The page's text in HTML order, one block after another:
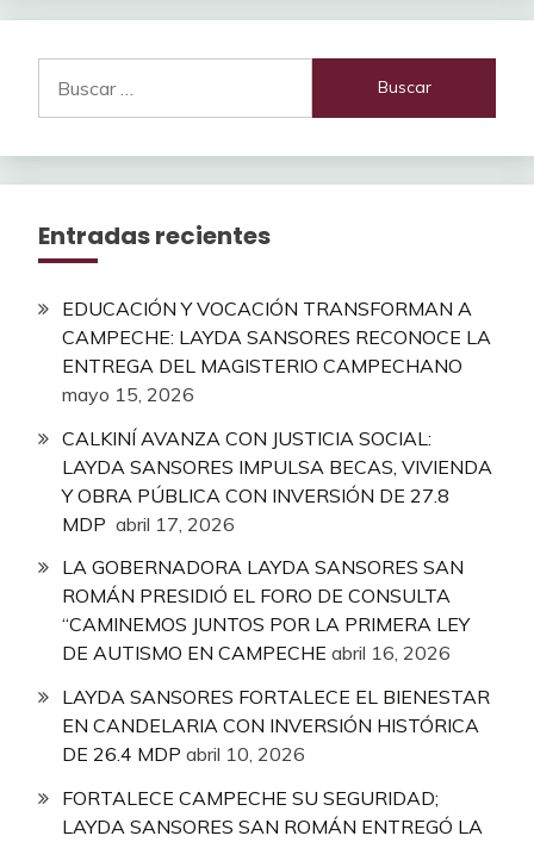
Entradas recientes
EDUCACIÓN Y VOCACIÓN TRANSFORMAN A
CAMPECHE: LAYDA SANSORES RECONOCE LA
ENTREGA DEL MAGISTERIO CAMPECHANO
mayo 15, 2026
CALKINÍ AVANZA CON JUSTICIA SOCIAL:
LAYDA SANSORES IMPULSA BECAS, VIVIENDA
Y OBRA PÚBLICA CON INVERSIÓN DE 27.8
MDP abril 17, 2026
LA GOBERNADORA LAYDA SANSORES SAN
ROMÁN PRESIDIÓ EL FORO DE CONSULTA
“CAMINEMOS JUNTOS POR LA PRIMERA LEY
DE AUTISMO EN CAMPECHE abril 16, 2026
LAYDA SANSORES FORTALECE EL BIENESTAR
EN CANDELARIA CON INVERSIÓN HISTÓRICA
DE 26.4 MDP abril 10, 2026
FORTALECE CAMPECHE SU SEGURIDAD;
LAYDA SANSORES SAN ROMÁN ENTREGÓ LA